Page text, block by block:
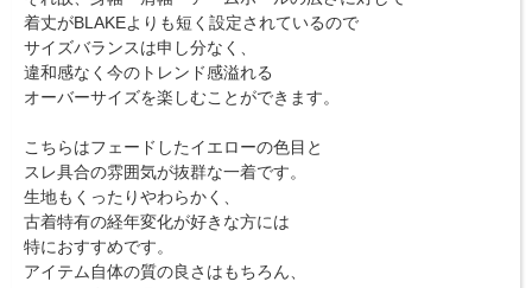
着丈がBLAKEよりも短く設定されているので
サイズバランスは申し分なく、
違和感なく今のトレンド感溢れる
オーバーサイズを楽しむことができます。
こちらはフェードしたイエローの色目と
スレ具合の雰囲気が抜群な一着です。
生地もくったりやわらかく、
古着特有の経年変化が好きな方には
特におすすめです。
アイテム自体の質の良さはもちろん、